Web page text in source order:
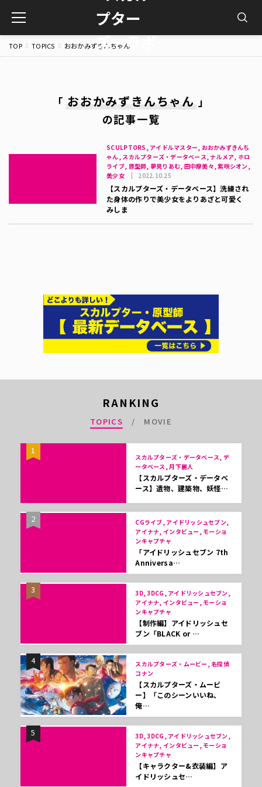
toggle
navigation
TOP TOPICS おおかみずきんちゃん
「 おおかみずきんちゃん 」
の記事一覧
SCULPTORS, アイドルマスター, おおかみずきんち
ゃん, スカルプターズ・データベース, ナルメア, ホロ
ライブ, 原型師, 夢見りあむ, 田中摩美々, 紫咲シオン,
美少女
2022.10.25
【スカルプターズ・データベース】洗練され
た身体の作りで美少女をよりあざと可愛く
みしま
RANKING
TOPICS MOVIE
1
スカルプターズ・データベース, デ
ータベース, 月下麗人
【スカルプターズ・データベ
ース】遺物、建築物、妖怪…
2
CGライブ, アイドリッシュセブン,
アイナナ, インタビュー, モーショ
ンキャプチャ
「アイドリッシュセブン 7th
Anniversa…
3
3D, 3DCG, アイドリッシュセブン,
アイナナ, インタビュー, モーショ
ンキャプチャ
【制作編】アイドリッシュセ
ブン「BLACK or …
4
スカルプターズ・ムービー, 名探偵
コナン
【スカルプターズ・ムービ
ー】「このシーンいいね、
俺…
5
3D, 3DCG, アイドリッシュセブン,
アイナナ, インタビュー, モーショ
ンキャプチャ
【キャラクター&衣装編】ア
イドリッシュセ…